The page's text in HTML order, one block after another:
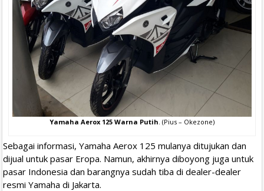
Yamaha Aerox 125 Warna Putih . (Pius – Okezone)
Sebagai informasi, Yamaha Aerox 125 mulanya ditujukan dan
dijual untuk pasar Eropa. Namun, akhirnya diboyong juga untuk
pasar Indonesia dan barangnya sudah tiba di dealer-dealer
resmi Yamaha di Jakarta.